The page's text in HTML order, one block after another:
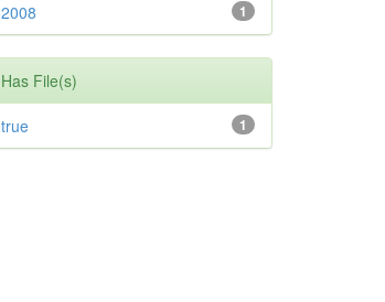
1
2008
Has File(s)
1
true